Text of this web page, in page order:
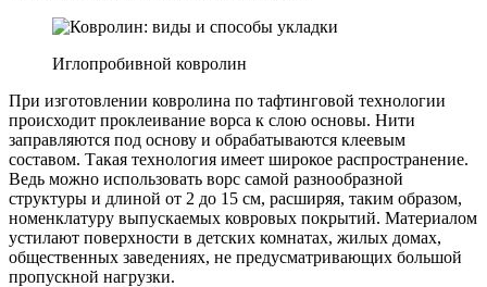
Иглопробивной ковролин
При изготовлении ковролина по тафтинговой технологии
происходит проклеивание ворса к слою основы. Нити
заправляются под основу и обрабатываются клеевым
составом. Такая технология имеет широкое распространение.
Ведь можно использовать ворс самой разнообразной
структуры и длиной от 2 до 15 см, расширяя, таким образом,
номенклатуру выпускаемых ковровых покрытий. Материалом
устилают поверхности в детских комнатах, жилых домах,
общественных заведениях, не предусматривающих большой
пропускной нагрузки.